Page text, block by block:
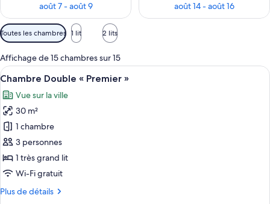
août 7 - août 9
août 14 - août 16
Filtres
disponibles
pour
les
chambres
Toutes les chambres 1 lit 2 lits
Affichage de 15 chambres sur 15
Afficher
toutes
les
photos
pour
ce
type
de
chambre :
Chambre
Une chambre d’hôtel avec un
4
Chambre Double « Premier »
Vue sur la ville
30 m²
1 chambre
3 personnes
1 très grand lit
Wi-Fi gratuit
Plus de détails
Plus